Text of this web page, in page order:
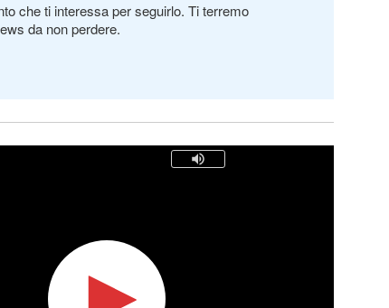
che ti interessa per seguirlo. Ti terremo
da non perdere.